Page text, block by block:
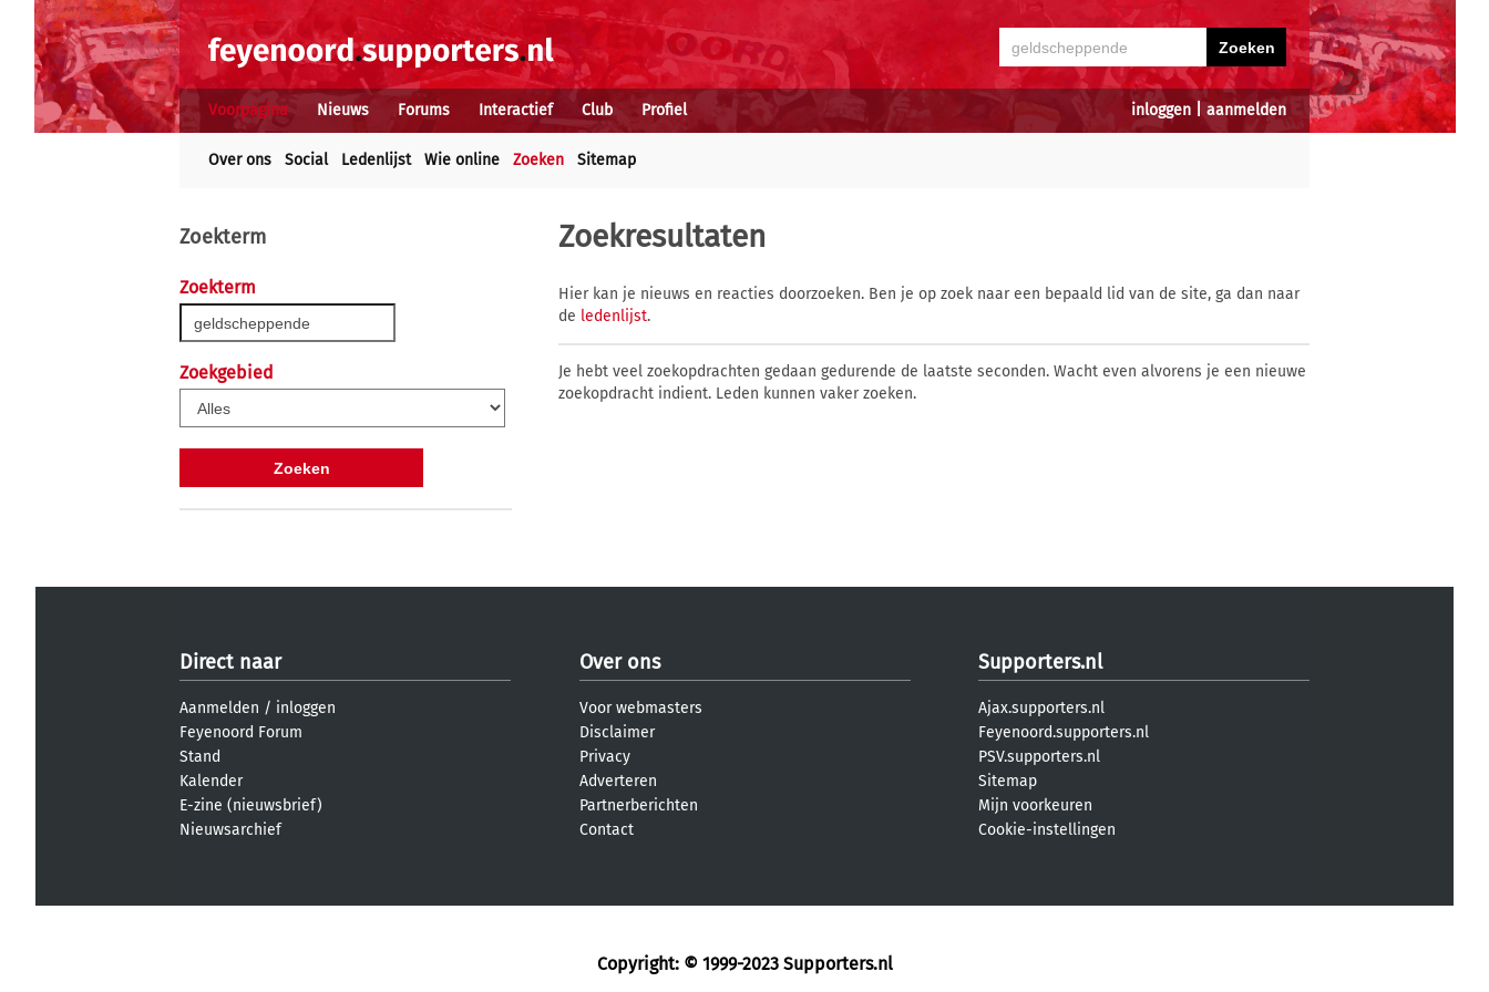
inloggen aanmelden
Voorpagina Nieuws Forums Interactief Club Profiel
Over ons Social Ledenlijst Wie online Zoeken Sitemap
Zoekterm
Zoekterm
Zoekgebied
Zoekresultaten
Hier kan je nieuws en reacties doorzoeken. Ben je op zoek naar een bepaald lid van de site, ga dan naar
de ledenlijst.
Je hebt veel zoekopdrachten gedaan gedurende de laatste seconden. Wacht even alvorens je een nieuwe
zoekopdracht indient. Leden kunnen vaker zoeken.
Direct naar
Aanmelden / inloggen
Feyenoord Forum
Stand
Kalender
E-zine (nieuwsbrief)
Nieuwsarchief
Over ons
Voor webmasters
Disclaimer
Privacy
Adverteren
Partnerberichten
Contact
Supporters.nl
Ajax.supporters.nl
Feyenoord.supporters.nl
PSV.supporters.nl
Sitemap
Mijn voorkeuren
Cookie-instellingen
Copyright: © 1999-2023 Supporters.nl